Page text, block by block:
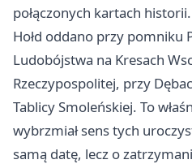
połączonych kartach historii.
Hołd oddano przy pomniku
Ludobójstwa na Kresach
Rzeczypospolitej, przy
Tablicy Smoleńskiej. To
wybrzmiał sens tych
samą datę, lecz o